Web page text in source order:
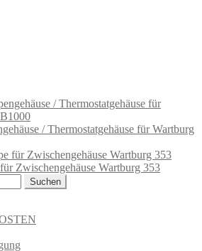
/ Thermostatgehäuse für Wartburg
Zwischengehäuse Wartburg 353
Suchen